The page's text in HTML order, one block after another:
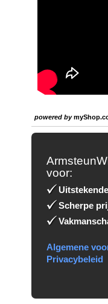
powered by
voor:
Scherpe
Algemene
Privacybeleid